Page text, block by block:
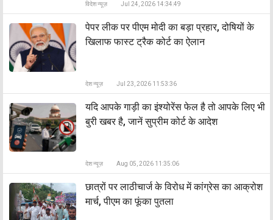
विदेश न्यूज़ Jul 24, 2026 14:34:49
पेपर लीक पर पीएम मोदी का बड़ा प्रहार, दोषियों के
खिलाफ फास्ट ट्रैक कोर्ट का ऐलान
देश न्यूज़ Jul 23, 2026 11:53:36
यदि आपके गाड़ी का इंश्योरेंस फेल है तो आपके लिए भी
बुरी खबर है, जानें सुप्रीम कोर्ट के आदेश
देश न्यूज़ Aug 05, 2026 11:35:06
छात्रों पर लाठीचार्ज के विरोध में कांग्रेस का आक्रोश
मार्च, पीएम का फूंका पुतला